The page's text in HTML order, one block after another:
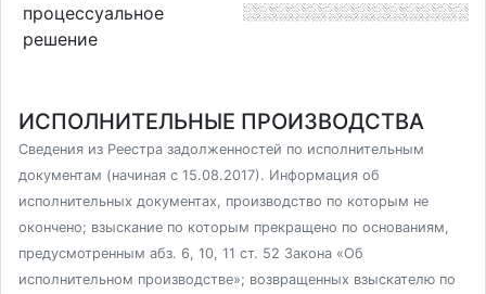
процессуальное
решение
ИСПОЛНИТЕЛЬНЫЕ ПРОИЗВОДСТВА
Сведения из Реестра задолженностей по исполнительным
документам (начиная с 15.08.2017). Информация об
исполнительных документах, производство по которым не
окончено; взыскание по которым прекращено по основаниям,
предусмотренным абз. 6, 10, 11 ст. 52 Закона «Об
исполнительном производстве»; возвращенных взыскателю по